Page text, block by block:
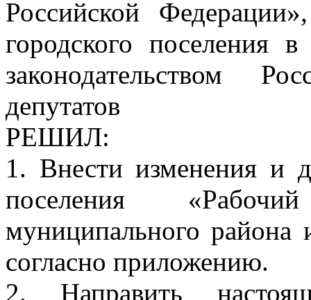
Российской
городского поселения
законодательством
депутатов
РЕШИЛ:
1. Внести изменения и
поселения
муниципального района
согласно приложению.
2. Направить